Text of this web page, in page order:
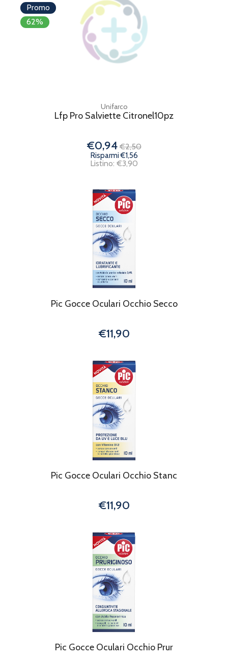
Promo
62%
Unifarco
Lfp Pro Salviette Citronel10pz
€0,94 €2,50
Risparmi €1,56
Listino: €3,90
Pic Gocce Oculari Occhio Secco
€11,90
Pic Gocce Oculari Occhio Stanc
€11,90
Pic Gocce Oculari Occhio Prur